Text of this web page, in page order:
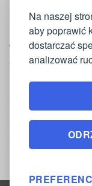
Na naszej
aby poprawić
dostarczać
analizować
WAŻNE
Moje konto
Regulamin
Polityka zwrotów